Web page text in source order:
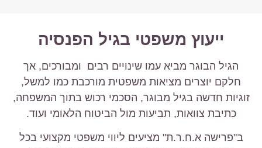
ייעוץ משפטי בגיל הפנסיה
הגיל הבוגר מביא עמו שינויים רבים ומבורכים, אך
חלקם יוצרים מציאות משפטית מורכבת כמו למשל,
זוגיות חדשה בגיל מבוגר, הסכמי רכוש בתוך המשפחה,
כתיבת צוואות, תביעות מול הביטוח הלאומי ועוד.
ב"פרישה א.ח.ר.ת" מציעים ליווי משפטי מקצועי בכל